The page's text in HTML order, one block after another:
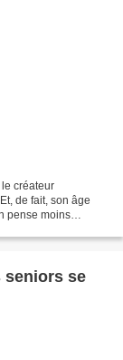
créateur
de fait, son âge
pense moins
seniors se